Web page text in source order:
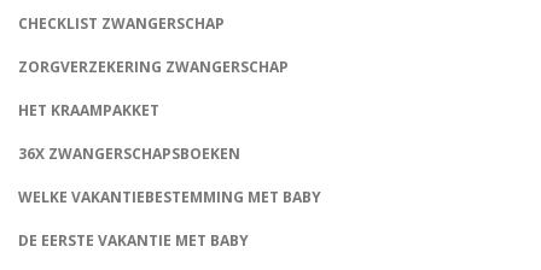
CHECKLIST ZWANGERSCHAP
ZORGVERZEKERING ZWANGERSCHAP
HET KRAAMPAKKET
36X ZWANGERSCHAPSBOEKEN
WELKE VAKANTIEBESTEMMING MET BABY
DE EERSTE VAKANTIE MET BABY